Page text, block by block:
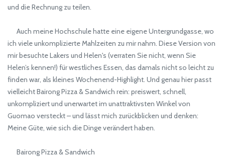
und die Rechnung zu teilen.
Auch meine Hochschule hatte eine eigene Untergrundgasse, wo
ich viele unkomplizierte Mahlzeiten zu mir nahm. Diese Version von
mir besuchte Lakers und Helen's (verraten Sie nicht, wenn Sie
Helen’s kennen!) für westliches Essen, das damals nicht so leicht zu
finden war, als kleines Wochenend-Highlight. Und genau hier passt
vielleicht Bairong Pizza & Sandwich rein: preiswert, schnell,
unkompliziert und unerwartet im unattraktivsten Winkel von
Guomao versteckt – und lässt mich zurückblicken und denken:
Meine Güte, wie sich die Dinge verändert haben.
Bairong Pizza & Sandwich